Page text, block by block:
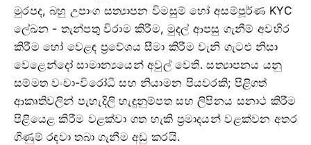
මුරපද, බහු උපාංග සත්‍යාපන විමසුම් හෝ අසම්පූර්ණ KYC
ලේඛන - තැන්පතු විරාම කිරීම, මුදල් ආපසු ගැනීම් අවහිර
කිරීම හෝ වෙළඳ ප්‍රවේශය සීමා කිරීම වැනි ගැටළු නිසා
වෙළෙන්දෝ සාමාන්‍යයෙන් අවුල් වෙති. සත්‍යාපනය යනු
සම්මත වංචා-විරෝධී සහ නියාමන පියවරකි; පිළිගත්
ආකෘතිවලින් පැහැදිලි හැඳුනුම්පත සහ ලිපිනය සනාථ කිරීම
පිළියෙළ කිරීම වළක්වා ගත හැකි ප්‍රමාදයන් වළක්වන අතර
ගිණුම් රඳවා තබා ගැනීම අඩු කරයි.